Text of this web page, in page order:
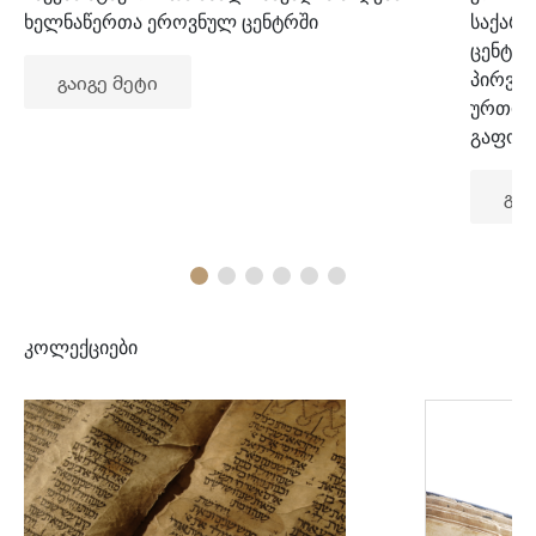
ხელნაწერთა ეროვნულ ცენტრში
გაიგე მეტი
კოლექციები